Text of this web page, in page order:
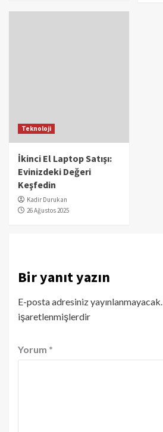
Teknoloji
İkinci El Laptop Satışı:
Evinizdeki Değeri
Keşfedin
Kadir Durukan
26 Ağustos 2025
Bir yanıt yazın
E-posta adresiniz yayınlanmayacak.
işaretlenmişlerdir
Yorum *